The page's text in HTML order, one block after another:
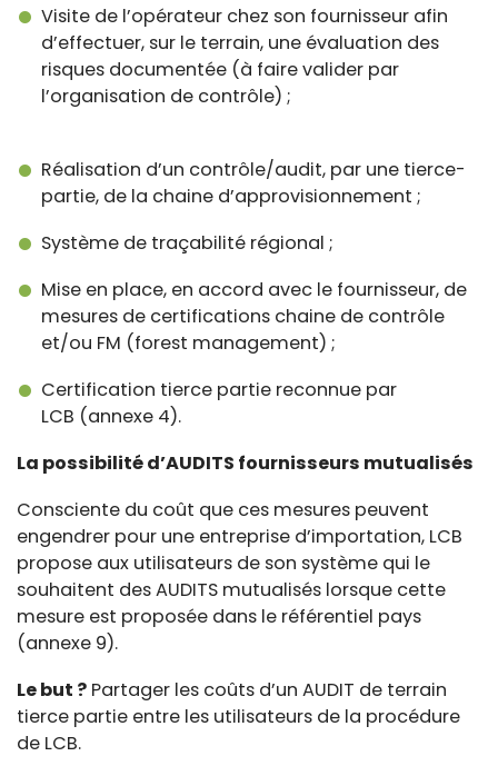
Visite de l’opérateur chez son fournisseur afin
d’effectuer, sur le terrain, une évaluation des
risques documentée (à faire valider par
l’organisation de contrôle) ;
Réalisation d’un contrôle/audit, par une tierce-
partie, de la chaine d’approvisionnement ;
Système de traçabilité régional ;
Mise en place, en accord avec le fournisseur, de
mesures de certifications chaine de contrôle
et/ou FM (forest management) ;
Certification tierce partie reconnue par
LCB (annexe 4).
La possibilité d’AUDITS fournisseurs mutualisés
Consciente du coût que ces mesures peuvent
engendrer pour une entreprise d’importation, LCB
propose aux utilisateurs de son système qui le
souhaitent des AUDITS mutualisés lorsque cette
mesure est proposée dans le référentiel pays
(annexe 9).
Le but ? Partager les coûts d’un AUDIT de terrain
tierce partie entre les utilisateurs de la procédure
de LCB.